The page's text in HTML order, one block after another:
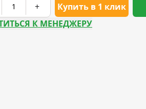
+ Купить в 1 клик
К МЕНЕДЖЕРУ